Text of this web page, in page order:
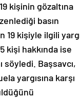
kişinin gözaltına
basın
19 kişiyle ilgili
kişi hakkında ise
söyledi. Başsavcı,
yargısına karşı